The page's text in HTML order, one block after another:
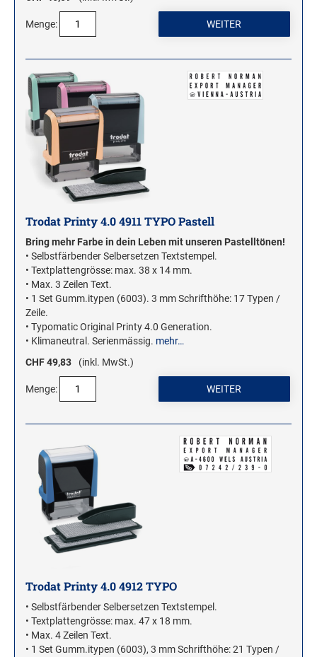
MOTIVSTEMPEL
Weihnachtsstempel
Emoticons Motivstempel
Enten Motivstempel
Geburt Motivstempel
Geburtstag Motivstempel
Hochzeit Motivstempel
LL-Set Motivstempel
Mini Motivstempel
Penny Black Motivstempel
Schnecken Motivstempel
Stampendous Motivstempel
Textstempel Motivstempel
Tiere Motivstempel
Trauer Motivstempel
Clearsnap
Tsukineko
STEMPLINO STEMPEL
Ministempel
Ministempel Kleine Mixe
VINTAGE STEMPEL FAMILIE
VINTAGE STEMPEL
Menge:
Trodat Printy 4.0 4911 TYPO Pastell
Bring mehr Farbe in dein Leben mit unseren Pastelltönen!
• Selbstfärbender Selbersetzen Textstempel.
• Textplattengrösse: max. 38 x 14 mm.
• Max. 3 Zeilen Text.
• 1 Set Gumm.itypen (6003). 3 mm Schrifthöhe: 17 Typen /
Zeile.
• Typomatic Original Printy 4.0 Generation.
• Klimaneutral. Serienmässig. mehr…
CHF 49,83
(inkl. MwSt.)
Menge:
Trodat Printy 4.0 4912 TYPO
• Selbstfärbender Selbersetzen Textstempel.
• Textplattengrösse: max. 47 x 18 mm.
• Max. 4 Zeilen Text.
• 1 Set Gumm.itypen (6003), 3 mm Schrifthöhe: 21 Typen /